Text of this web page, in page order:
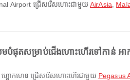
Airport ជ្រើសរើសហោះជាមួយ AirAsia
ផុតសម្រាប់ជើងហោះហើរទៅកាន់ អ
ហ្គោកហេន ជ្រើសរើសហោះហើរជាមួយ Pegasus